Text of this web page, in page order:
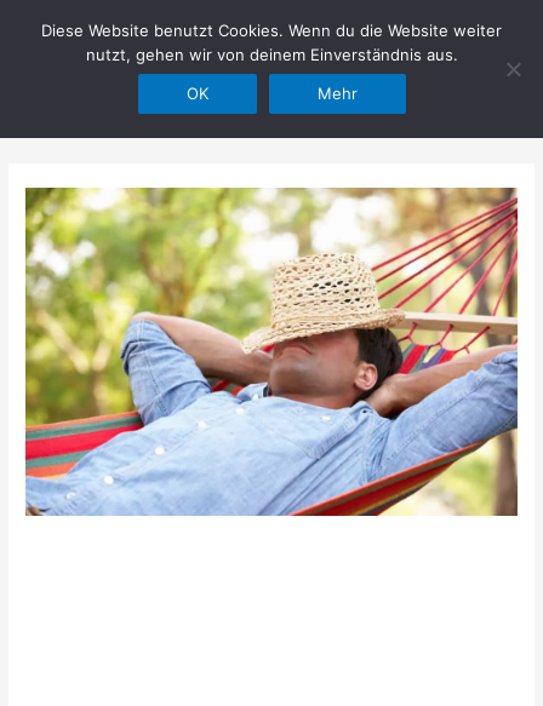
Hilfe im Netz
Diese Website benutzt Cookies. Wenn du die Website weiter
nutzt, gehen wir von deinem Einverständnis aus.
OK
Mehr